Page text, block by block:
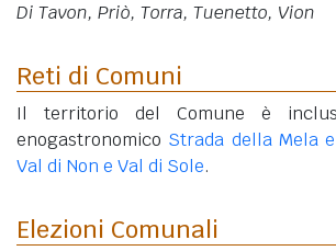
Di Tavon, Priò, Torra, Tuenetto, Vion
Reti di Comuni
Il territorio del Comune è
enogastronomico Strada della Mela
Val di Non e Val di Sole.
Elezioni Comunali